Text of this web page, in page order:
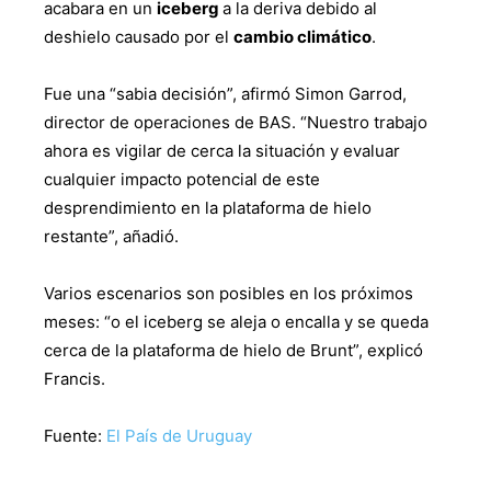
acabara en un iceberg a la deriva debido al
deshielo causado por el cambio climático.
Fue una “sabia decisión”, afirmó Simon Garrod,
director de operaciones de BAS. “Nuestro trabajo
ahora es vigilar de cerca la situación y evaluar
cualquier impacto potencial de este
desprendimiento en la plataforma de hielo
restante”, añadió.
Varios escenarios son posibles en los próximos
meses: “o el iceberg se aleja o encalla y se queda
cerca de la plataforma de hielo de Brunt”, explicó
Francis.
Fuente: El País de Uruguay